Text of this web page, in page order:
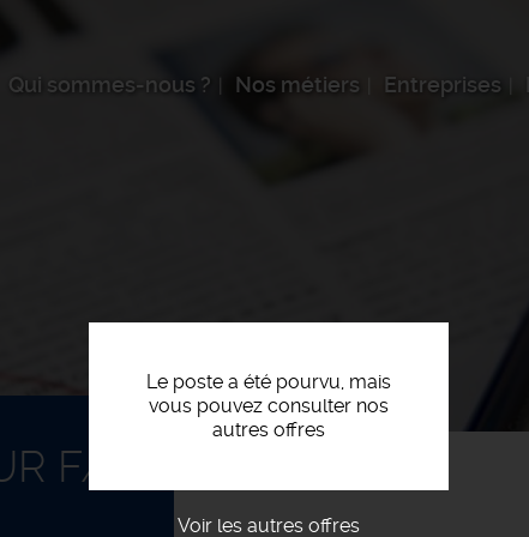
Qui sommes-nous ? Nos métiers Entreprises
Le poste a été pourvu, mais
vous pouvez consulter nos
autres offres
Voir les autres offres
F/H